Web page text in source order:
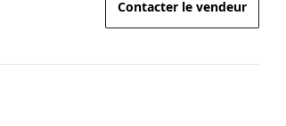
Contacter le vendeur